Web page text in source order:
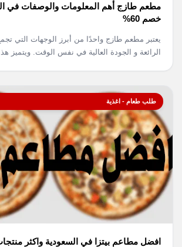
مطعم طازج أهم المعلومات والوصفات في
خصم 60%
يعتبر مطعم طازج واحدًا من أبرز الوجهات التي
الرائعة و الجودة العالية في نفس الوقت. ويتميز
طلب طعام - اغذية
افضل مطاعم بيتزا في السعودية واكثر